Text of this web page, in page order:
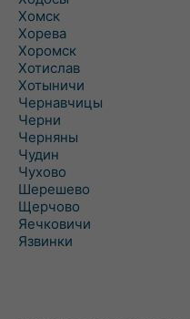
Хомск
Хорева
Хоромск
Хотислав
Хотыничи
Чернавчицы
Черни
Черняны
Чудин
Чухово
Шерешево
Щерчово
Яечковичи
Язвинки